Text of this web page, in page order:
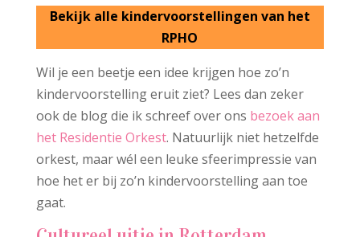
Bekijk alle kindervoorstellingen van het
RPHO
Wil je een beetje een idee krijgen hoe zo’n
kindervoorstelling eruit ziet? Lees dan zeker
ook de blog die ik schreef over ons bezoek aan
het Residentie Orkest. Natuurlijk niet hetzelfde
orkest, maar wél een leuke sfeerimpressie van
hoe het er bij zo’n kindervoorstelling aan toe
gaat.